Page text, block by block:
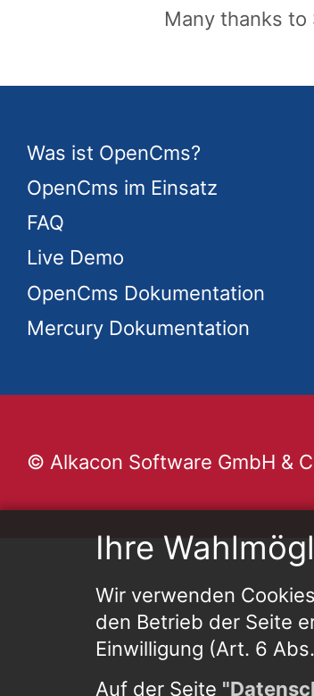
Ihre
Wir verwenden
den Betrieb der Seite
Einwilligung (Art. 6
Auf der Seite
Many thanks to
Was ist OpenCms?
OpenCms im Einsatz
FAQ
Live Demo
OpenCms Dokumentation
Mercury Dokumentation
© Alkacon Software GmbH &